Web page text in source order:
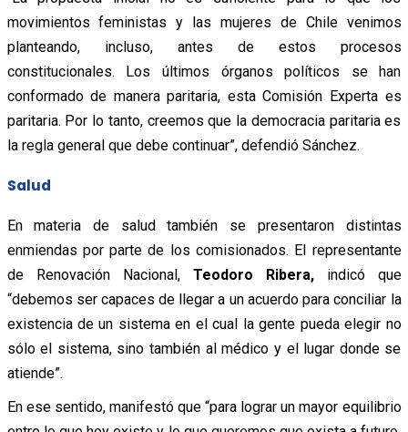
movimientos feministas y las mujeres de Chile venimos
planteando, incluso, antes de estos procesos
constitucionales. Los últimos órganos políticos se han
conformado de manera paritaria, esta Comisión Experta es
paritaria. Por lo tanto, creemos que la democracia paritaria es
la regla general que debe continuar”, defendió Sánchez.
Salud
En materia de salud también se presentaron distintas
enmiendas por parte de los comisionados. El representante
de Renovación Nacional, Teodoro Ribera,indicó que
“debemos ser capaces de llegar a un acuerdo para conciliar la
existencia de un sistema en el cual la gente pueda elegir no
sólo el sistema, sino también al médico y el lugar donde se
atiende”.
En ese sentido, manifestó que “para lograr un mayor equilibrio